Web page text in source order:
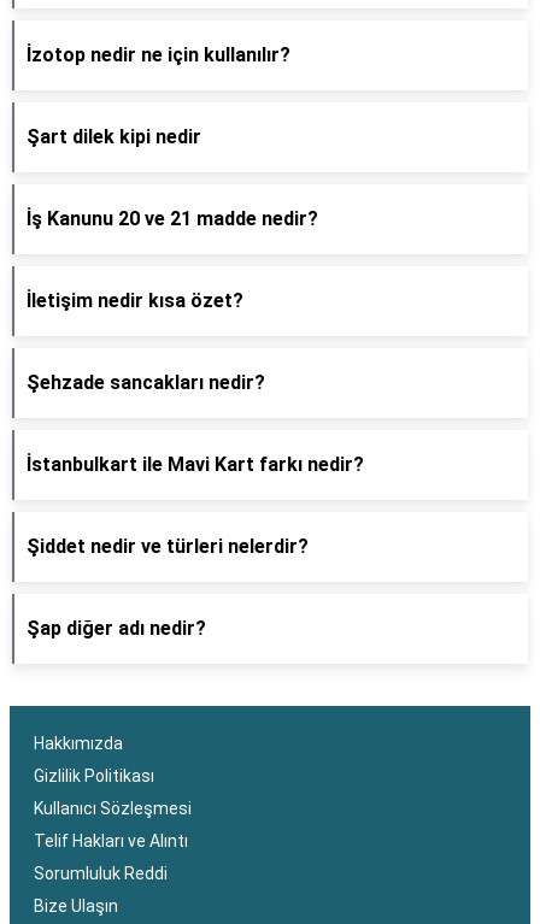
İzotop nedir ne için kullanılır?
Şart dilek kipi nedir
İş Kanunu 20 ve 21 madde nedir?
İletişim nedir kısa özet?
Şehzade sancakları nedir?
İstanbulkart ile Mavi Kart farkı nedir?
Şiddet nedir ve türleri nelerdir?
Şap diğer adı nedir?
Hakkımızda
Gizlilik Politikası
Kullanıcı Sözleşmesi
Telif Hakları ve Alıntı
Sorumluluk Reddi
Bize Ulaşın